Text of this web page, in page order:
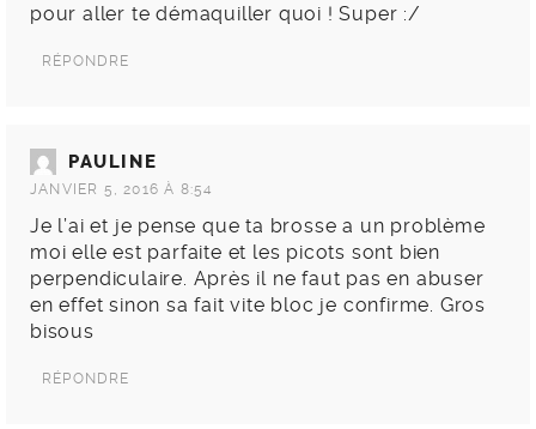
pour aller te démaquiller quoi ! Super :/
RÉPONDRE
PAULINE
JANVIER 5, 2016 À 8:54
Je l’ai et je pense que ta brosse a un problème
moi elle est parfaite et les picots sont bien
perpendiculaire. Après il ne faut pas en abuser
en effet sinon sa fait vite bloc je confirme. Gros
bisous
RÉPONDRE